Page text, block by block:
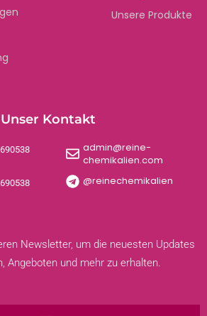
Unsere Produkte
Unser Kontakt
admin@reine-
chemikalien.com
@reinechemikalien
Newsletter, um die neuesten Updates
Angeboten und mehr zu erhalten.